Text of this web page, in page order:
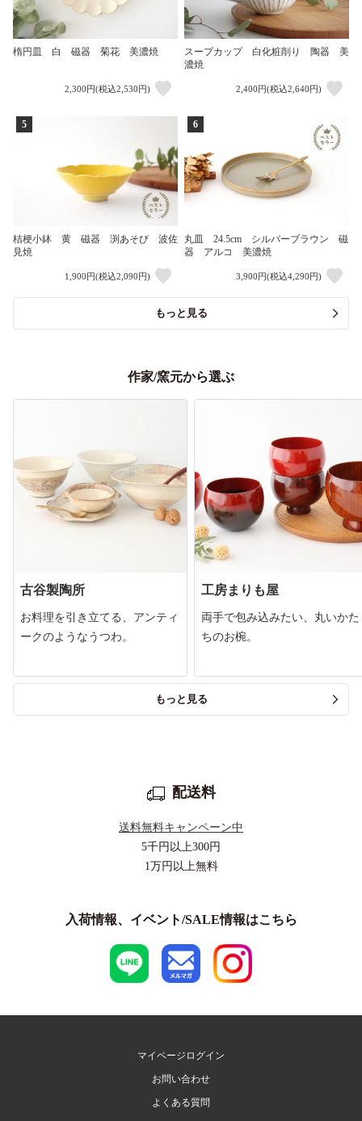
楕円皿 白 磁器 菊花 美濃焼
2,300円(税込2,530円)
スープカップ 白化粧削り 陶器 美
濃焼
2,400円(税込2,640円)
5
桔梗小鉢 黄 磁器 渕あそび 波佐
見焼
1,900円(税込2,090円)
6
丸皿 24.5cm シルバーブラウン 磁
器 アルコ 美濃焼
3,900円(税込4,290円)
もっと見る
作家/窯元から選ぶ
古谷製陶所
お料理を引き立てる、アンティ
ークのようなうつわ。
工房まりも屋
両手で包み込みたい、丸いかた
ちのお椀。
もっと見る
配送料
送料無料キャンペーン中
5千円以上300円
1万円以上無料
入荷情報、イベント/SALE情報はこちら
マイページログイン
お問い合わせ
よくある質問